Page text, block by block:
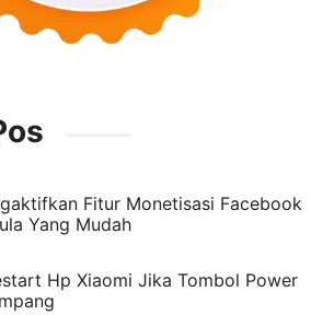
Fitur Monetisasi Facebook
Yang Mudah
Hp Xiaomi Jika Tombol Power